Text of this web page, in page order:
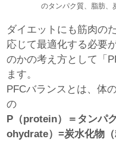
のタンパク質、脂肪、
ダイエットにも筋肉の
応じて最適化する必要
のかの考え方として「
ます。
PFCバランスとは、体
の
P（protein）＝タンパ
ohydrate）=炭水化物（